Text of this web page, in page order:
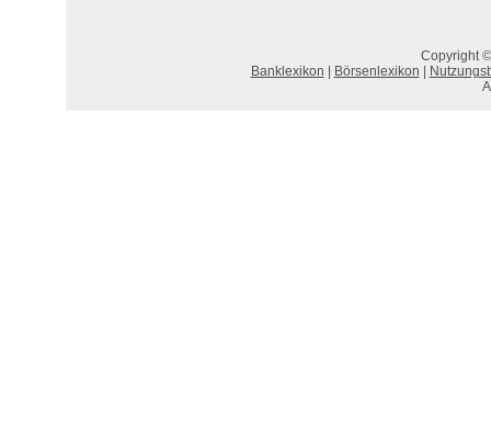
Copyright
Banklexikon
Börsenlexikon